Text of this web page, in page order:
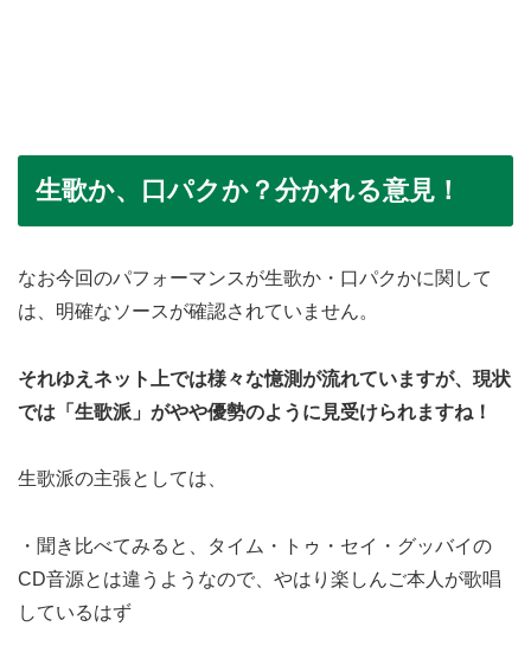
生歌か、口パクか？分かれる意見！
なお今回のパフォーマンスが生歌か・口パクかに関して
は、明確なソースが確認されていません。
それゆえネット上では様々な憶測が流れていますが、現状
では「生歌派」がやや優勢のように見受けられますね！
生歌派の主張としては、
・聞き比べてみると、タイム・トゥ・セイ・グッバイの
CD音源とは違うようなので、やはり楽しんご本人が歌唱
しているはず